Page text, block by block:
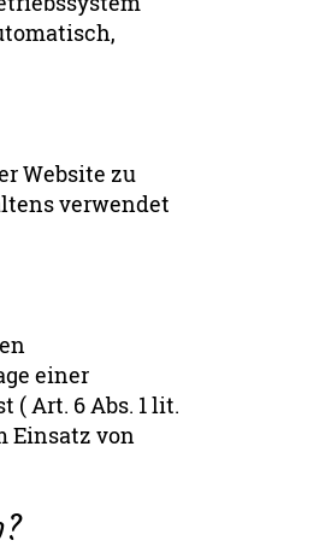
Website zu
verwendet
einer
Art. 6 Abs. 1 lit.
Einsatz von